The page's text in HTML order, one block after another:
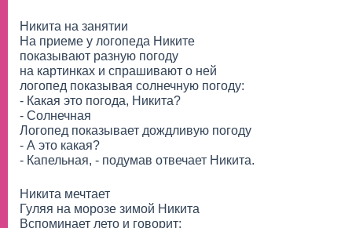
Никита на занятии
На приеме у логопеда Никите
показывают разную погоду
на картинках и спрашивают о ней
логопед показывая солнечную погоду:
- Какая это погода, Никита?
- Солнечная
Логопед показывает дождливую погоду
- А это какая?
- Капельная, - подумав отвечает Никита.
Никита мечтает
Гуляя на морозе зимой Никита
Вспоминает лето и говорит: